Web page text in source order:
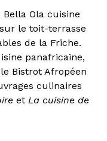
Ola cuisine
le toit-terrasse
de la Friche.
panafricaine,
Bistrot Afropéen
culinaires
et La cuisine de